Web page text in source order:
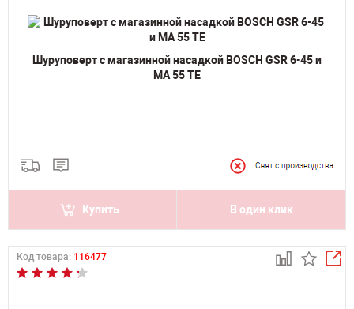
Шуруповерт с магазинной насадкой BOSCH GSR 6-45 и
MA 55 TE
Купить В один клик
Код товара: 116477